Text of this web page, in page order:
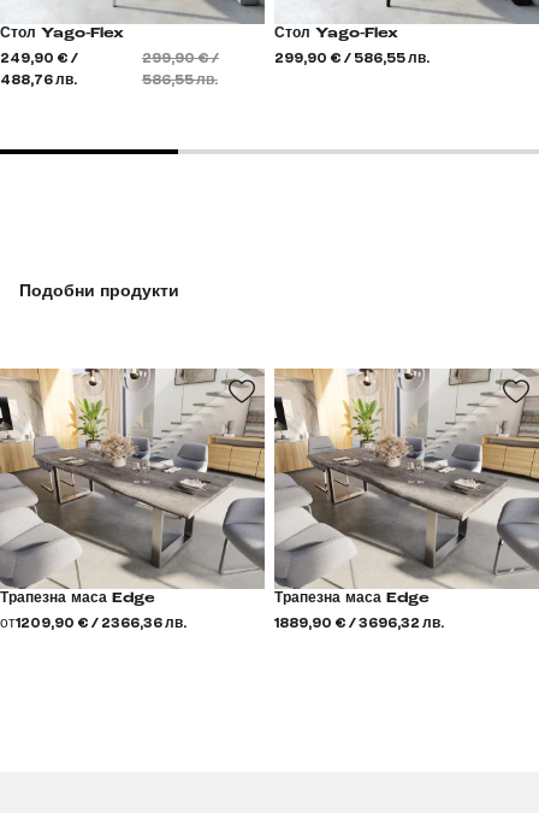
Подобни продукти
Трапезна маса Edge
от1209,90 € / 2366,36 лв.
Трапезна маса Edge
1889,90 € / 3696,32 лв.
Стол Yago-Flex
249,90 € /
488,76 лв.
299,90 € /
586,55 лв.
Стол Yago-Flex
299,90 € / 586,55 лв.